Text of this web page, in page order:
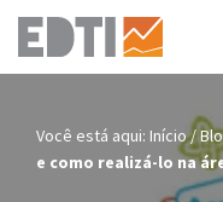
Pular
Você está aqui: Início/
e como realizá-lo na